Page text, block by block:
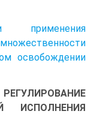
освобождении
ИСПОЛНЕНИЯ